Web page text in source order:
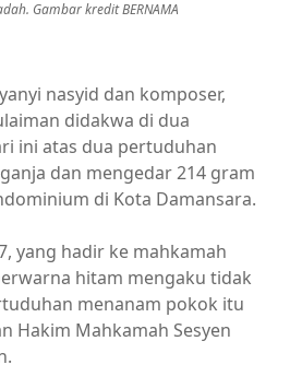
Gambar kredit BERNAMA
nasyid dan komposer,
didakwa di dua
ini atas dua pertuduhan
dan mengedar 214 gram
di Kota Damansara.
yang hadir ke mahkamah
hitam mengaku tidak
menanam pokok itu
Hakim Mahkamah Sesyen